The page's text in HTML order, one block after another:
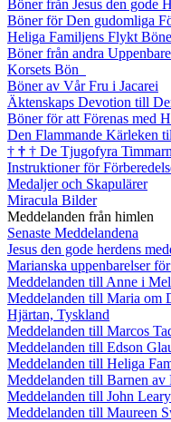
Böner från Jesus den gode
Böner för Den gudomliga
Heliga Familjens Flykt
Böner från andra
Korsets Bön
Böner av Vår Fru i Jacarei
Äktenskaps Devotion till
Böner för att Förenas med
Den Flammande Kärleken
† † † De Tjugofyra
Instruktioner för
Medaljer och Skapulärer
Miracula Bilder
Meddelanden från himlen
Senaste Meddelandena
Jesus den gode herdens
Marianska uppenbarelser
Meddelanden till Anne i
Meddelanden till Maria om
Hjärtan, Tyskland
Meddelanden till Marcos
Meddelanden till Edson
Meddelanden till Heliga
Meddelanden till Barnen av
Meddelanden till John
Meddelanden till Maureen